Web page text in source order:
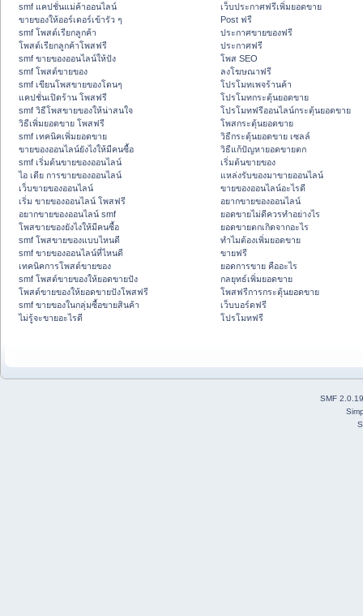
smf แคปชั่นแม่ค้าออนไลน์
ขายของให้ออร์เดอร์เข้ารัว ๆ
smf โพสต์เรียกลูกค้า
โพสต์เรียกลูกค้าโพสฟรี
smf ขายของออนไลน์ให้ปัง
smf โพสต์ขายของ
smf เขียนโพสขายของโดนๆ
แคปชั่นเปิดร้าน โพสฟรี
smf วิธีโพสขายของให้น่าสนใจ
วิธีเพิ่มยอดขาย โพสฟรี
smf เทคนิคเพิ่มยอดขาย
ขายของออนไลน์ยังไงให้มีคนซื้อ
smf เริ่มต้นขายของออนไลน์
ไอ เดีย การขายของออนไลน์
เว็บขายของออนไลน์
เริ่ม ขายของออนไลน์ โพสฟรี
อยากขายของออนไลน์ smf
โพสขายของยังไงให้มีคนซื้อ
smf โพสขายของแบบไหนดี
smf ขายของออนไลน์ที่ไหนดี
เทคนิคการโพสต์ขายของ
smf โพสต์ขายของให้ยอดขายปัง
โพสต์ขายของให้ยอดขายปังโพสฟรี
smf ขายของในกลุ่มซื้อขายสินค้า
ไม่รู้จะขายอะไรดี
เว็บประกาศฟรีเพิ่มยอดขาย
Post ฟรี
ประกาศขายของฟรี
ประกาศฟรี
โพส SEO
ลงโฆษณาฟรี
โปรโมทเพจร้านค้า
โปรโมทกระตุ้นยอดขาย
โปรโมทฟรีออนไลน์กระตุ้นยอดขาย
โพสกระตุ้นยอดขาย
วิธีกระตุ้นยอดขาย เซลล์
วิธีแก้ปัญหายอดขายตก
เริ่มต้นขายของ
แหล่งรับของมาขายออนไลน์
ขายของออนไลน์อะไรดี
อยากขายของออนไลน์
ยอดขายไม่ดีควรทำอย่างไร
ยอดขายตกเกิดจากอะไร
ทำไมต้องเพิ่มยอดขาย
ขายฟรี
ยอดการขาย คืออะไร
กลยุทธ์เพิ่มยอดขาย
โพสฟรีการกระตุ้นยอดขาย
เว็บบอร์ดฟรี
โปรโมทฟรี
SMF 2.0.19